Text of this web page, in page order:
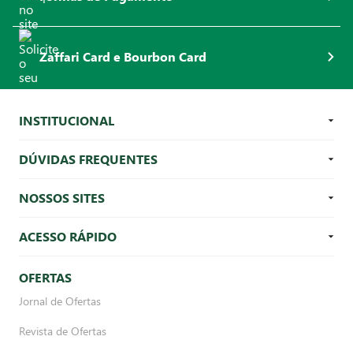
Zaffari Card e Bourbon Card
INSTITUCIONAL
DÚVIDAS FREQUENTES
NOSSOS SITES
ACESSO RÁPIDO
OFERTAS
Jornal de Ofertas
Revista de Ofertas